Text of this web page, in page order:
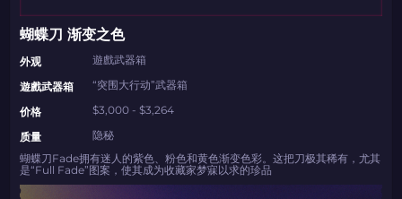
蝴蝶刀 渐变之色
外观
遊戲武器箱
遊戲武器箱
“突围大行动”武器箱
价格
$3,000 - $3,264
质量
隐秘
蝴蝶刀Fade拥有迷人的紫色、粉色和黄色渐变色彩。这把刀极其稀有，尤其
是“Full Fade”图案，使其成为收藏家梦寐以求的珍品